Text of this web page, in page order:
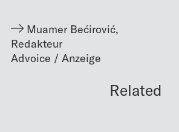
Muamer Bećirović,
Redakteur
Related